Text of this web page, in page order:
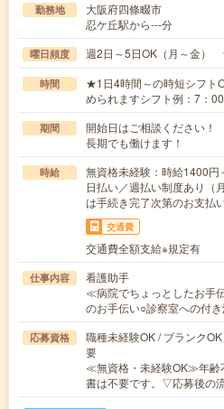
勤務地
大阪府四條畷市
忍ケ丘駅から---分
曜日頻度 週2日～5日OK（月～金）
時間
★1日4時間～の時短シフト
められますシフト例：7：
期間
開始日はご相談ください
長期でも働けます！
時給
無資格未経験：時給1400
日払い／週払い制度あり（
は手続き完了次第のお支払
交通費
交通費全額支給※規定有
仕事内容
看護助手
≪病院でちょっとしたお手
のお手伝い○診察室への付
応募資格
職種未経験OK / ブランク
要
≪無資格・未経験OK≫年
書は不要です。▽応募後の